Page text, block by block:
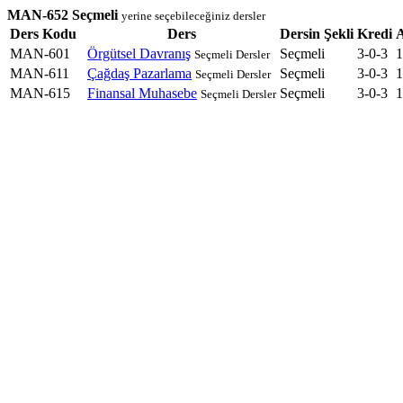
MAN-652 Seçmeli yerine seçebileceğiniz dersler
Ders Kodu Ders Dersin Şekli Kredi
MAN-601
Örgütsel Davranış Seçmeli Dersler Seçmeli 3-0-3
MAN-611
Çağdaş Pazarlama Seçmeli Dersler Seçmeli 3-0-3
MAN-615
Finansal Muhasebe Seçmeli Dersler Seçmeli 3-0-3